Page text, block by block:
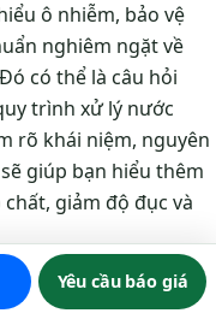
ô nhiễm, bảo vệ
nghiêm ngặt về
Đó có thể là câu hỏi
trình xử lý nước
rõ khái niệm, nguyên
giúp bạn hiểu thêm
giảm độ đục và
Yêu cầu báo giá